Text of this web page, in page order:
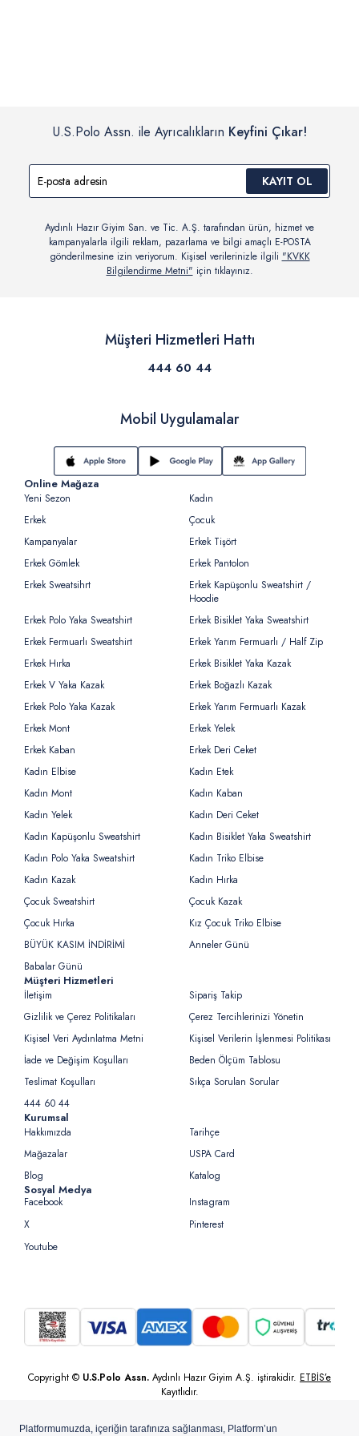
U.S.Polo Assn. ile Ayrıcalıkların Keyfini Çıkar!
KAYIT OL
Aydınlı Hazır Giyim San. ve Tic. A.Ş. tarafından ürün, hizmet ve
kampanyalarla ilgili reklam, pazarlama ve bilgi amaçlı E-POSTA
gönderilmesine izin veriyorum. Kişisel verilerinizle ilgili "KVKK
Bilgilendirme Metni" için tıklayınız.
Müşteri Hizmetleri Hattı
444 60 44
Mobil Uygulamalar
Online Mağaza
Yeni Sezon
Kadın
Erkek
Çocuk
Kampanyalar
Erkek Tişört
Erkek Gömlek
Erkek Pantolon
Erkek Sweatsihrt
Erkek Kapüşonlu Sweatshirt /
Hoodie
Erkek Polo Yaka Sweatshirt
Erkek Bisiklet Yaka Sweatshirt
Erkek Fermuarlı Sweatshirt
Erkek Yarım Fermuarlı / Half Zip
Erkek Hırka
Erkek Bisiklet Yaka Kazak
Erkek V Yaka Kazak
Erkek Boğazlı Kazak
Erkek Polo Yaka Kazak
Erkek Yarım Fermuarlı Kazak
Erkek Mont
Erkek Yelek
Erkek Kaban
Erkek Deri Ceket
Kadın Elbise
Kadın Etek
Kadın Mont
Kadın Kaban
Kadın Yelek
Kadın Deri Ceket
Kadın Kapüşonlu Sweatshirt
Kadın Bisiklet Yaka Sweatshirt
Kadın Polo Yaka Sweatshirt
Kadın Triko Elbise
Kadın Kazak
Kadın Hırka
Çocuk Sweatshirt
Çocuk Kazak
Çocuk Hırka
Kız Çocuk Triko Elbise
BÜYÜK KASIM İNDİRİMİ
Anneler Günü
Babalar Günü
Müşteri Hizmetleri
İletişim
Sipariş Takip
Gizlilik ve Çerez Politikaları
Çerez Tercihlerinizi Yönetin
Kişisel Veri Aydınlatma Metni
Kişisel Verilerin İşlenmesi Politikası
İade ve Değişim Koşulları
Beden Ölçüm Tablosu
Teslimat Koşulları
Sıkça Sorulan Sorular
444 60 44
Kurumsal
Hakkımızda
Tarihçe
Mağazalar
USPA Card
Blog
Katalog
Sosyal Medya
Facebook
Instagram
X
Pinterest
Youtube
Copyright © U.S.Polo Assn. Aydınlı Hazır Giyim A.Ş. iştirakidir. ETBİS’e
Kayıtlıdır.